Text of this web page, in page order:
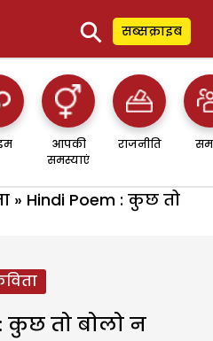
⚲ सब्सक्राइब
आपकी
समस्याएं
राजनीति
» Hindi Poem : कुछ तो
कुछ तो बोलो न